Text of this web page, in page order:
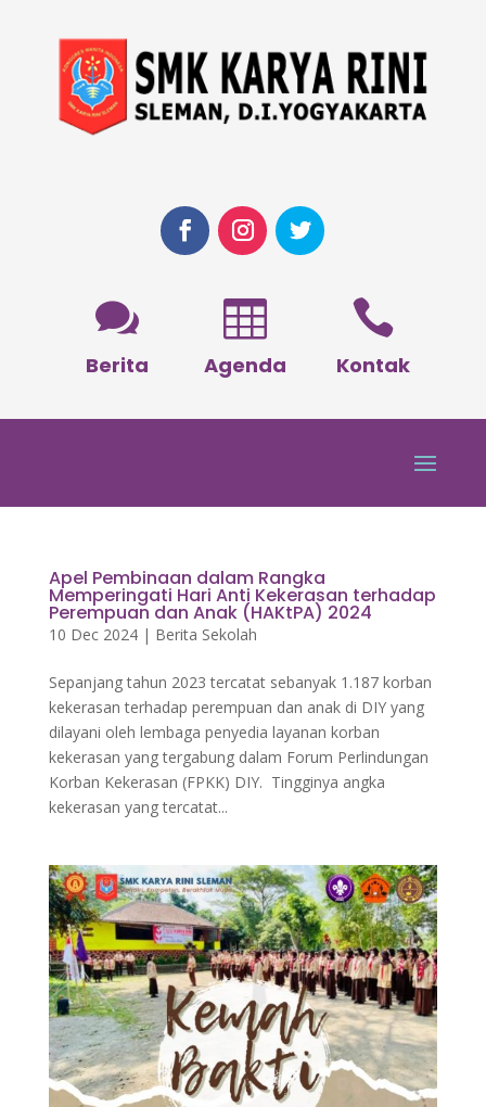

Kontak

Agenda

Berita
Apel Pembinaan dalam Rangka
Memperingati Hari Anti Kekerasan terhadap
Perempuan dan Anak (HAKtPA) 2024
10 Dec 2024| Berita Sekolah
Sepanjang tahun 2023 tercatat sebanyak 1.187 korban
kekerasan terhadap perempuan dan anak di DIY yang
dilayani oleh lembaga penyedia layanan korban
kekerasan yang tergabung dalam Forum Perlindungan
Korban Kekerasan (FPKK) DIY. Tingginya angka
kekerasan yang tercatat...